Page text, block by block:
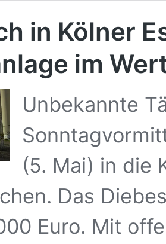
in Kölner
im
Unbekannte
(5. Mai) in die
Das
Euro. Mit